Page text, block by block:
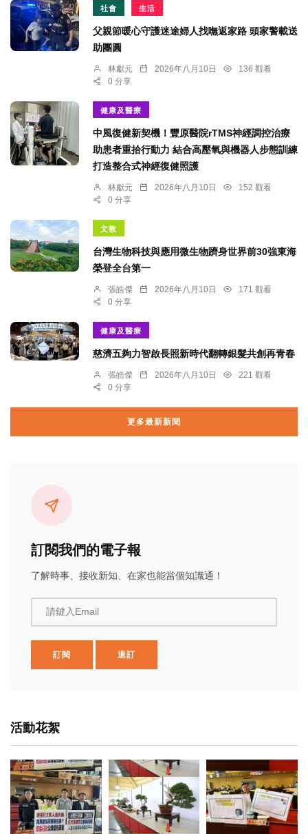
社會 生活
父親節暖心守護迷途婦人找嘸返家路 頭家警載送
助團圓
林獻元 2026年八月10日
136 觀看
0 分享
健康及醫療
中風復健新契機！豐原醫院rTMS神經調控治療
助患者重拾行動力 結合高壓氧與機器人步態訓練
打造整合式神經復健照護
林獻元 2026年八月10日
152 觀看
0 分享
文教
台灣生物科技與應用微生物躋身世界前30強東海
榮登全台第一
張皓傑 2026年八月10日
171 觀看
0 分享
健康及醫療
慈濟五夠力智啟長照新時代翻轉銀髮共創再青春
張皓傑 2026年八月10日
221 觀看
0 分享
更多最新新聞
訂閱我們的電子報
了解時事、接收新知、在家也能當個知識通！
請鍵入Email
訂閱 退訂
活動花絮